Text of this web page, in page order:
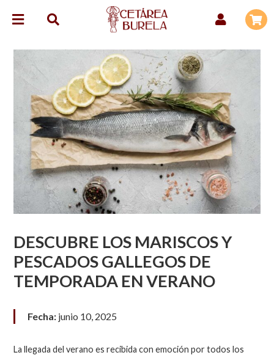
DESCUBRE LOS MARISCOS Y
PESCADOS GALLEGOS DE
TEMPORADA EN VERANO
Fecha: junio 10, 2025
La llegada del verano es recibida con emoción por todos los